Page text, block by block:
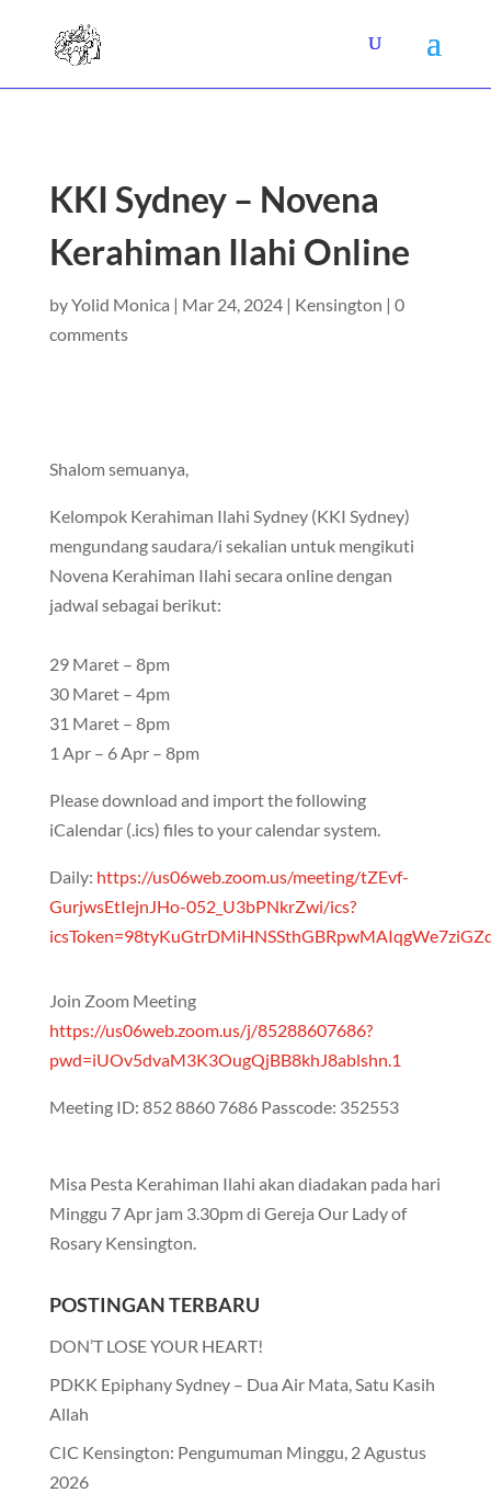
KKI Sydney – Novena
Kerahiman Ilahi Online
byYolid Monica | Mar 24, 2024| Kensington | 0
comments
Shalom semuanya,
Kelompok Kerahiman Ilahi Sydney (KKI Sydney)
mengundang saudara/i sekalian untuk mengikuti
Novena Kerahiman Ilahi secara online dengan
jadwal sebagai berikut:
29 Maret – 8pm
30 Maret – 4pm
31 Maret – 8pm
1 Apr – 6 Apr – 8pm
Please download and import the following
iCalendar (.ics) files to your calendar system.
Daily: https://us06web.zoom.us/meeting/tZEvf-
GurjwsEtIejnJHo-052_U3bPNkrZwi/ics?
Join Zoom Meeting
https://us06web.zoom.us/j/85288607686?
pwd=iUOv5dvaM3K3OugQjBB8khJ8ablshn.1
Meeting ID: 852 8860 7686 Passcode: 352553
Misa Pesta Kerahiman Ilahi akan diadakan pada hari
Minggu 7 Apr jam 3.30pm di Gereja Our Lady of
Rosary Kensington.
POSTINGAN TERBARU
DON’T LOSE YOUR HEART!
PDKK Epiphany Sydney – Dua Air Mata, Satu Kasih
Allah
CIC Kensington: Pengumuman Minggu, 2 Agustus
2026